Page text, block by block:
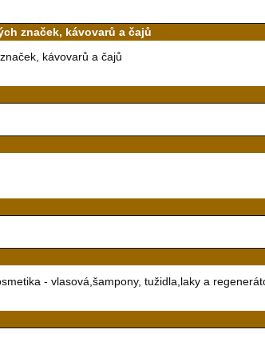
značek, kávovarů a čajů
kávovarů a čajů
- vlasová,šampony, tužidla,laky a